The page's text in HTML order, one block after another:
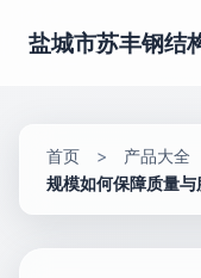
盐城市苏丰钢结
首页 > 产品大全
规模如何保障质量与